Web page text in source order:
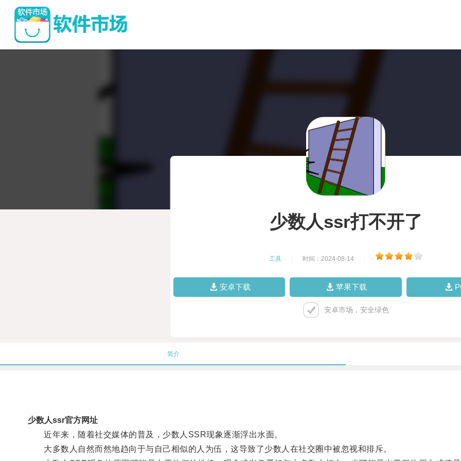
少数人ssr打不开了
工具 时间：2024-08-14
安卓下载 苹果下载
安卓市场，安全绿色
简介
少数人ssr官方网址
近年来，随着社交媒体的普及，少数人SSR现象逐渐浮出水面。
大多数人自然而然地趋向于与自己相似的人为伍，这导致了少数人在社交圈中被忽视和排斥。